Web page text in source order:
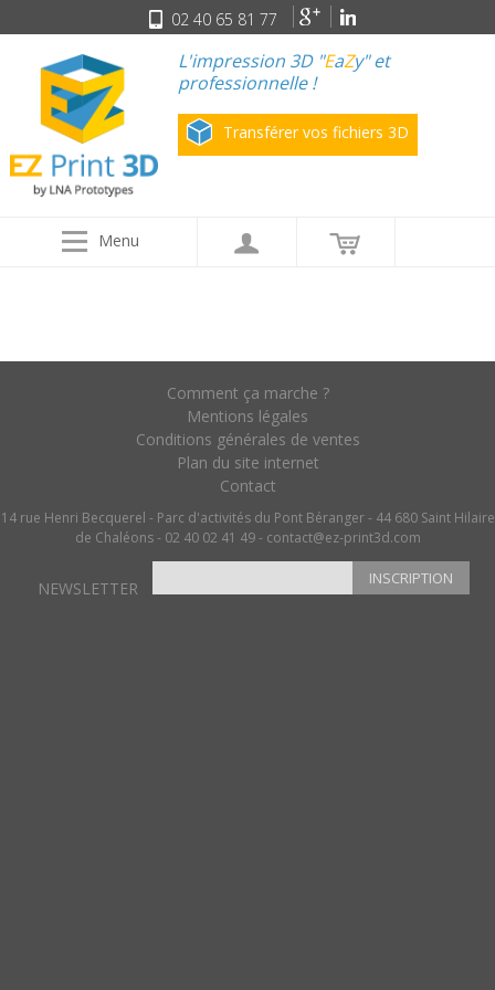
02 40 65 81 77
L'impression 3D "EaZy" et
professionnelle !
Transférer vos fichiers 3D
Menu
Comment ça marche ?
Mentions légales
Conditions générales de ventes
Plan du site internet
Contact
14 rue Henri Becquerel - Parc d'activités du Pont Béranger - 44 680 Saint Hilaire
de Chaléons - 02 40 02 41 49 - contact@ez-print3d.com
NEWSLETTER INSCRIPTION